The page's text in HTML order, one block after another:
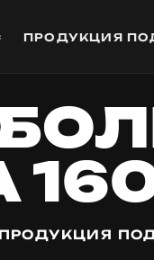
ПРОДУКЦИЯ
ПРОДУКЦИЯ